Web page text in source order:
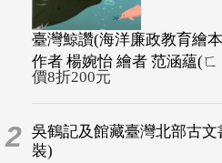
臺灣鯨讚(海洋廉政教育繪
作者 楊婉怡 繪者 范涵蘊(ㄈ
價8折200元
2 吳鶴記及館藏臺灣北部古文
裝)